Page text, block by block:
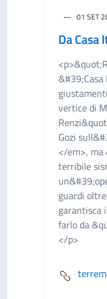
01 SET
Da Casa
vertice di
Gozi
</em>,
terribile
guardi
garantisca
farlo da
</p>